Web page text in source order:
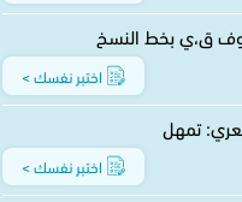
ق،ي بخط النسخ
اختبر نفسك >
تمهل
اختبر نفسك >